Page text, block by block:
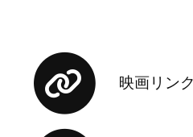
映画リンク